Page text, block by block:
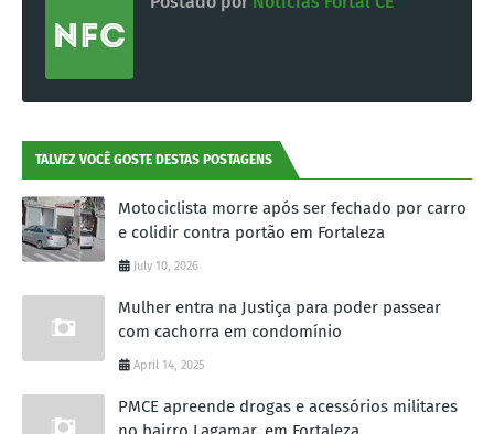
TALVEZ VOCÊ GOSTE DESTAS POSTAGENS
Motociclista morre após ser fechado por carro
e colidir contra portão em Fortaleza
July 10, 2026
Mulher entra na Justiça para poder passear
com cachorra em condomínio
April 14, 2025
PMCE apreende drogas e acessórios militares